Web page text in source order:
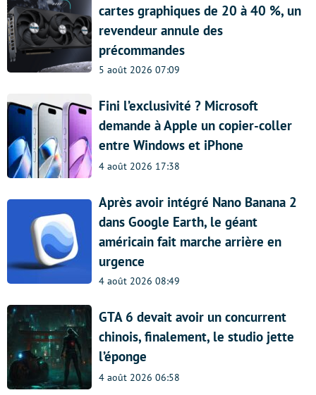
cartes graphiques de 20 à 40 %, un
revendeur annule des
précommandes
5 août 2026 07:09
Fini l’exclusivité ? Microsoft
demande à Apple un copier-coller
entre Windows et iPhone
4 août 2026 17:38
Après avoir intégré Nano Banana 2
dans Google Earth, le géant
américain fait marche arrière en
urgence
4 août 2026 08:49
GTA 6 devait avoir un concurrent
chinois, finalement, le studio jette
l’éponge
4 août 2026 06:58